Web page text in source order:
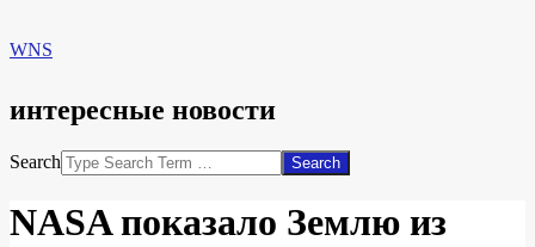
WNS
интересные новости
Search
NASA показало Землю из